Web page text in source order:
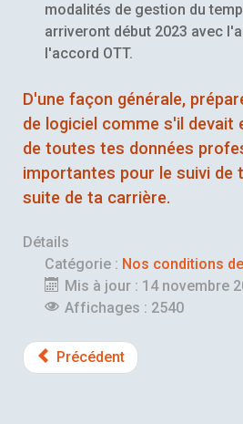
modalités de gestion du
arriveront début 2023 avec
l'accord OTT.
D'une façon générale,
de logiciel comme s'il devait
de toutes tes données
importantes pour le suivi de
suite de ta carrière.
Détails
Catégorie : Nos conditions
Mis à jour : 14 novembre
Affichages : 2540
Précédent